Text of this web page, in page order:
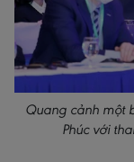
Quang cảnh một
Phúc với